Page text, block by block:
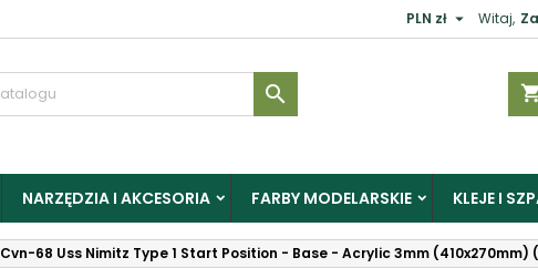
Witaj,
PLN zł 

NARZĘDZIA I AKCESORIA FARBY MODELARSKIE KLEJE I
Cvn-68 Uss Nimitz Type 1 Start Position - Base - Acrylic 3mm (410x270mm)